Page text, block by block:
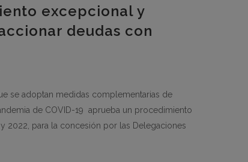
excepcional y
deudas con
se adoptan medidas complementarias de
de COVID-19 aprueba un procedimiento
2022, para la concesión por las Delegaciones